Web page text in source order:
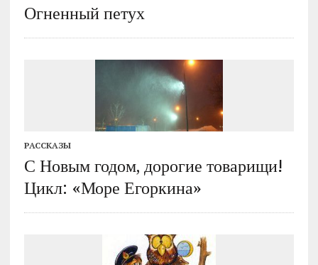
Огненный петух
РАССКАЗЫ
С Новым годом, дорогие товарищи!
Цикл: «Море Егоркина»